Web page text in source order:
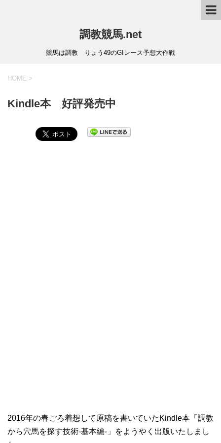
調教競馬.net
競馬は調教 りょう49のGIレース予想大作戦
HOME >
Kindle本 好評発売中
2016年の春ごろ着想して原稿を書いていたKindle本「調教
から穴馬を探す技術-基本編-」をようやく出版いたしまし